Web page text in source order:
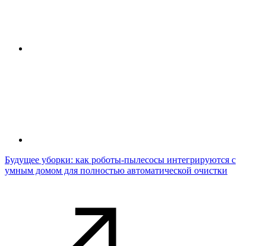
Будущее уборки: как роботы-пылесосы интегрируются с
умным домом для полностью автоматической очистки